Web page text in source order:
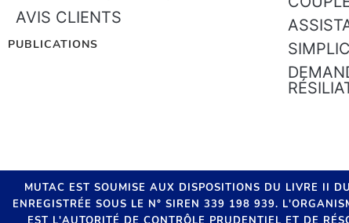
AVIS CLIENTS
PUBLICATIONS
MUTAC EST SOUMISE AUX DISPOSITIONS DU LIVRE II
ENREGISTRÉE SOUS LE N° SIREN 339 198 939.